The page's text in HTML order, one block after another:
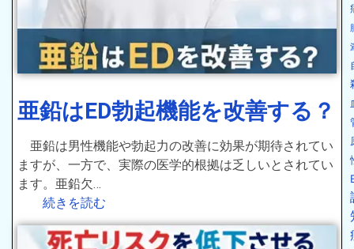
亜鉛はED勃起機能を改善する？
亜鉛は男性機能や勃起力の改善に効果が期待されてい
ますが、一方で、実際の医学的根拠は乏しいとされてい
ます。亜鉛欠…
続きを読む